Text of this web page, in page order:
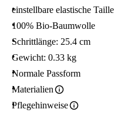
einstellbare elastische Taille
100% Bio-Baumwolle
Schrittlänge: 25.4 cm
Gewicht: 0.33 kg
Normale Passform
Materialien
Pflegehinweise